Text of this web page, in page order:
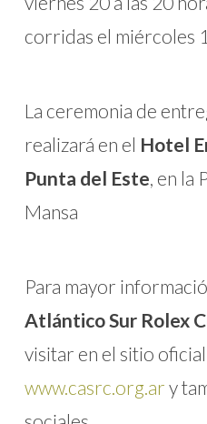
corridas el miércoles
La ceremonia de
realizará en el Hotel
Punta del Este, en la
Mansa
Para mayor
Atlántico Sur Rolex
visitar en el sitio
www.casrc.org.ar y